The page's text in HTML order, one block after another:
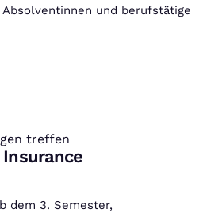
und berufstätige
treffen
Insurance
dem 3. Semester,